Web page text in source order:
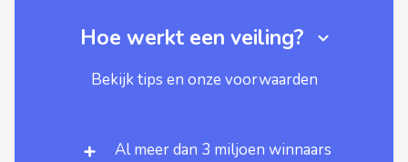
Hoe werkt een veiling?
Bekijk tips en onze voorwaarden
Al meer dan 3 miljoen winnaars